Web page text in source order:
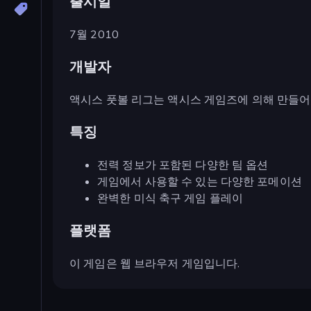
7월 2010
개발자
액시스 풋볼 리그는 액시스 게임즈에 의해 만들
특징
전력 정보가 포함된 다양한 팀 옵션
게임에서 사용할 수 있는 다양한 포메이션
완벽한 미식 축구 게임 플레이
플랫폼
이 게임은 웹 브라우저 게임입니다.